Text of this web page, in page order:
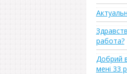
работа?
Добрий
мені 33